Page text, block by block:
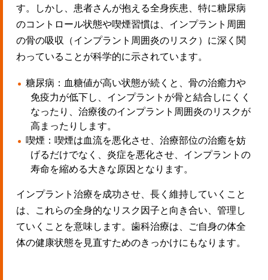
す。しかし、患者さんが抱える全身疾患、特に糖尿病
のコントロール状態や喫煙習慣は、インプラント周囲
の骨の吸収（インプラント周囲炎のリスク）に深く関
わっていることが科学的に示されています。
糖尿病：血糖値が高い状態が続くと、骨の治癒力や
免疫力が低下し、インプラントが骨と結合しにくく
なったり、治療後のインプラント周囲炎のリスクが
高まったりします。
喫煙：喫煙は血流を悪化させ、治療部位の治癒を妨
げるだけでなく、炎症を悪化させ、インプラントの
寿命を縮める大きな原因となります。
インプラント治療を成功させ、長く維持していくこと
は、これらの全身的なリスク因子と向き合い、管理し
ていくことを意味します。歯科治療は、ご自身の体全
体の健康状態を見直すためのきっかけにもなります。